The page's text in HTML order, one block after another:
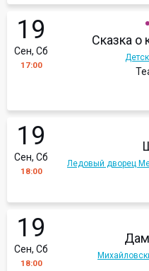
19
Сен, Сб
17:00
Сказка
19
Сен, Сб
18:00
Ледовый дворец
19
Сен, Сб
18:00